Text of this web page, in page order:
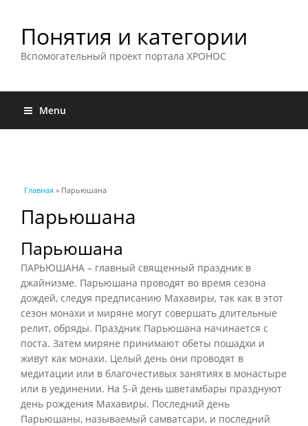
Понятия и категории
Вспомогательный проект портала ХРОНОС
Menu
Вы здесь
Главная » Парьюшана
Парьюшана
Парьюшана
ПАРЬЮШАНА – главный священный праздник в
джайнизме. Парьюшана проводят во время сезона
дождей, следуя предписанию Махавиры, так как в этот
сезон монахи и миряне могут совершать длительные
релит, обряды. Праздник Парьюшана начинается с
поста. Затем миряне принимают обеты пошадхи и
живут как монахи. Целый день они проводят в
медитации или в благочестивых занятиях в монастыре
или в уединении. На 5-й день шветамбары празднуют
день рождения Махавиры. Последний день
Парьюшаны, называемый самватсари, и последний